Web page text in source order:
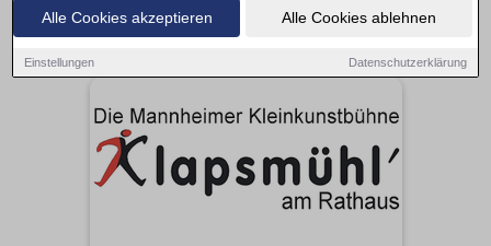
Alle Cookies akzeptieren Alle Cookies ablehnen
Einstellungen Datenschutzerklärung
Capitol Mannheim